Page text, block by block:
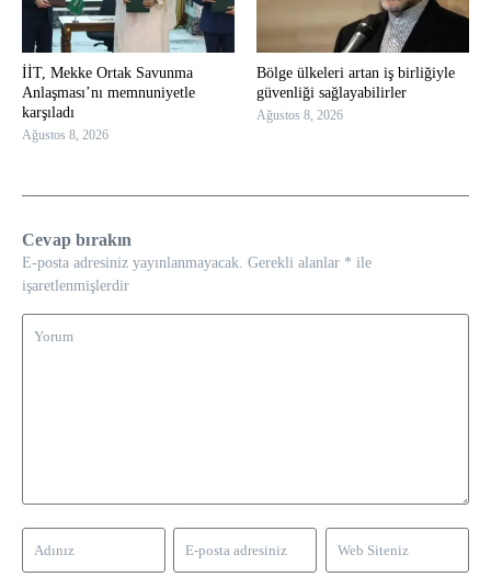
İİT, Mekke Ortak Savunma
Anlaşması’nı memnuniyetle
karşıladı
Ağustos 8, 2026
Bölge ülkeleri artan iş birliğiyle
güvenliği sağlayabilirler
Ağustos 8, 2026
Cevap bırakın
E-posta adresiniz yayınlanmayacak. Gerekli alanlar * ile
işaretlenmişlerdir